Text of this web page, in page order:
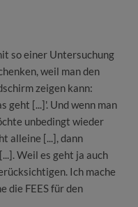
so einer Untersuchung
weil man den
zeigen kann:
geht [...]'. Und wenn man
unbedingt wieder
alleine [...], dann
Weil es geht ja auch
Ich mache
die FEES für den